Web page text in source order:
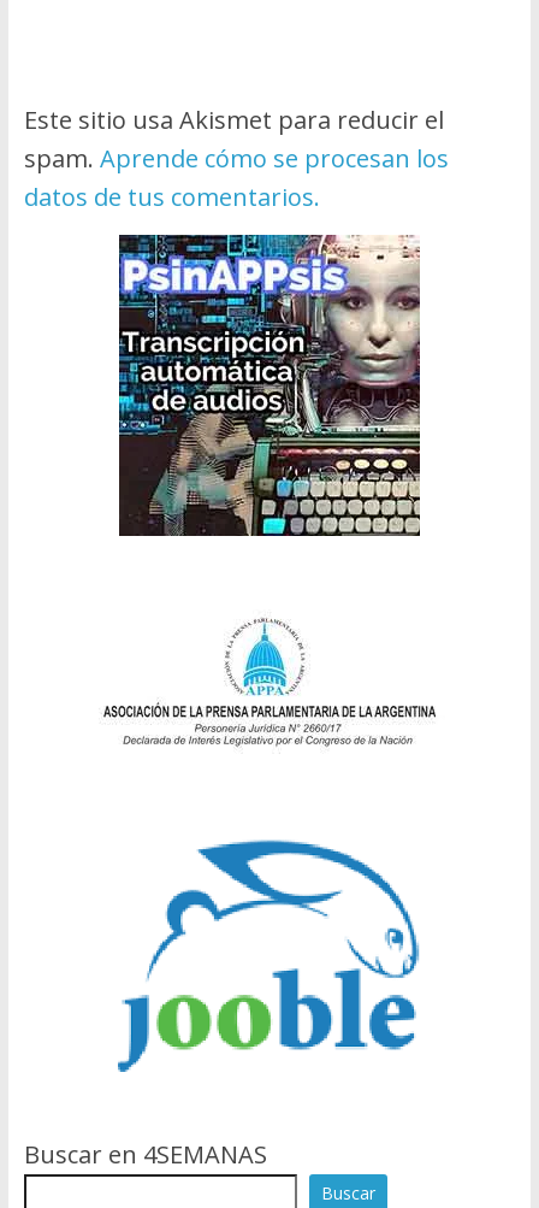
Este sitio usa Akismet para reducir el
spam. Aprende cómo se procesan los
datos de tus comentarios.
Buscar en 4SEMANAS
Buscar